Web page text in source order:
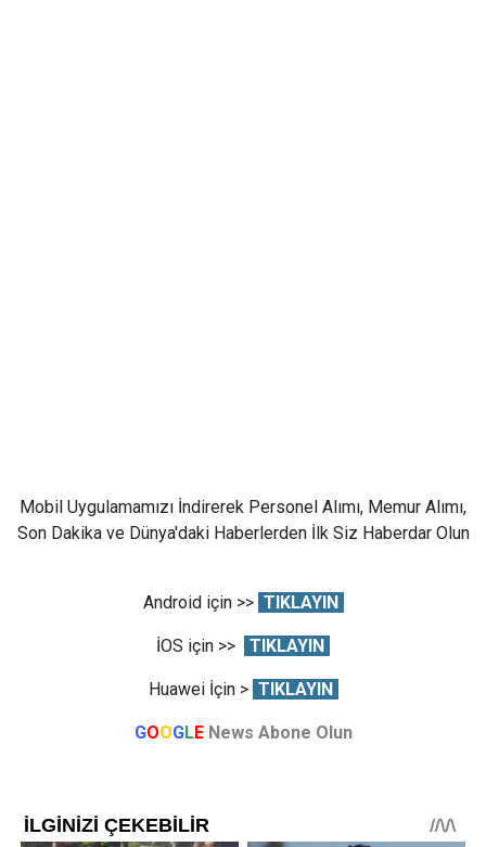
Mobil Uygulamamızı İndirerek Personel Alımı, Memur Alımı,
Son Dakika ve Dünya'daki Haberlerden İlk Siz Haberdar Olun
Android için >> TIKLAYIN
İOS için >> TIKLAYIN
Huawei İçin > TIKLAYIN
GOOGLE News Abone Olun